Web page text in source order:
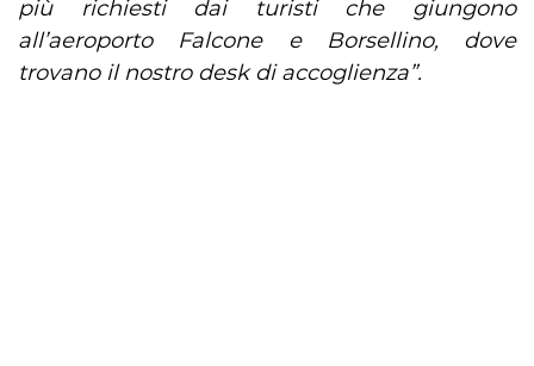
più richiesti dai turisti che giungono
all’aeroporto Falcone e Borsellino, dove
trovano il nostro desk di accoglienza”.